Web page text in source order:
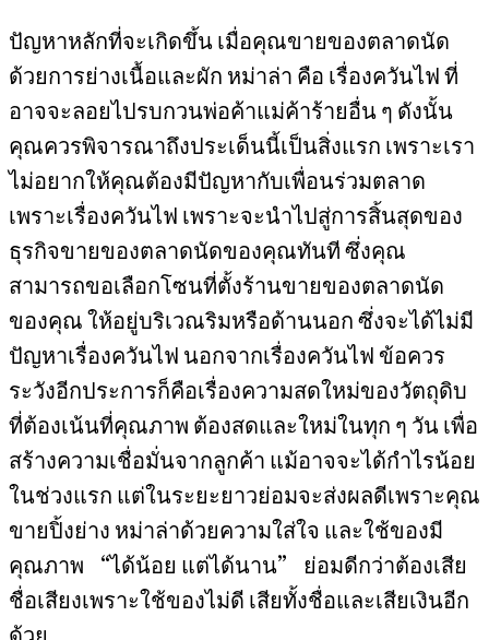
ปัญหาหลักที่จะเกิดขึ้น เมื่อคุณขายของตลาดนัด
ด้วยการย่างเนื้อและผัก หม่าล่า คือ เรื่องควันไฟ ที่
อาจจะลอยไปรบกวนพ่อค้าแม่ค้าร้ายอื่น ๆ ดังนั้น
คุณควรพิจารณาถึงประเด็นนี้เป็นสิ่งแรก เพราะเรา
ไม่อยากให้คุณต้องมีปัญหากับเพื่อนร่วมตลาด
เพราะเรื่องควันไฟ เพราะจะนำไปสู่การสิ้นสุดของ
ธุรกิจขายของตลาดนัดของคุณทันที ซึ่งคุณ
สามารถขอเลือกโซนที่ตั้งร้านขายของตลาดนัด
ของคุณ ให้อยู่บริเวณริมหรือด้านนอก ซึ่งจะได้ไม่มี
ปัญหาเรื่องควันไฟ นอกจากเรื่องควันไฟ ข้อควร
ระวังอีกประการก็คือเรื่องความสดใหม่ของวัตถุดิบ
ที่ต้องเน้นที่คุณภาพ ต้องสดและใหม่ในทุก ๆ วัน เพื่อ
สร้างความเชื่อมั่นจากลูกค้า แม้อาจจะได้กำไรน้อย
ในช่วงแรก แต่ในระยะยาวย่อมจะส่งผลดีเพราะคุณ
ขายปิ้งย่าง หม่าล่าด้วยความใส่ใจ และใช้ของมี
คุณภาพ “ได้น้อย แต่ได้นาน” ย่อมดีกว่าต้องเสีย
ชื่อเสียงเพราะใช้ของไม่ดี เสียทั้งชื่อและเสียเงินอีก